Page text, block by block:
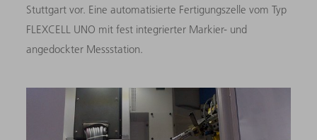
Stuttgart vor. Eine automatisierte Fertigungszelle vom Typ
FLEXCELL UNO mit fest integrierter Markier- und
angedockter Messstation.